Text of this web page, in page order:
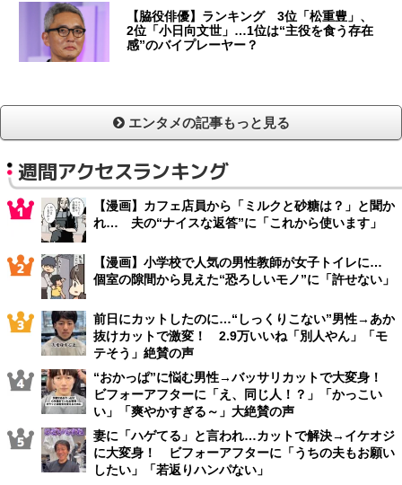
【脇役俳優】ランキング 3位「松重豊」、
2位「小日向文世」…1位は“主役を食う存在
感”のバイプレーヤー？
エンタメの記事もっと見る
週間アクセスランキング
【漫画】カフェ店員から「ミルクと砂糖は？」と聞か
れ… 夫の“ナイスな返答”に「これから使います」
【漫画】小学校で人気の男性教師が女子トイレに…
個室の隙間から見えた“恐ろしいモノ”に「許せない」
前日にカットしたのに…“しっくりこない”男性→あか
抜けカットで激変！ 2.9万いいね「別人やん」「モ
テそう」絶賛の声
“おかっぱ”に悩む男性→バッサリカットで大変身！
ビフォーアフターに「え、同じ人！？」「かっこい
い」「爽やかすぎる～」大絶賛の声
妻に「ハゲてる」と言われ…カットで解決→イケオジ
に大変身！ ビフォーアフターに「うちの夫もお願い
したい」「若返りハンパない」